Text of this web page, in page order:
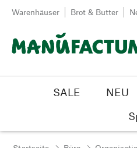
Zum Inhalt springen
Warenhäuser Brot & Butter
SALE NEU